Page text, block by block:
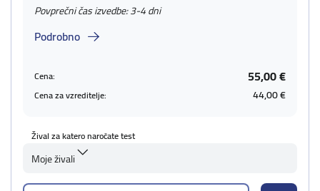
Povprečni čas izvedbe: 3-4 dni
Podrobno
Cena: 55,00 €
Cena za vzreditelje: 44,00 €
Žival za katero naročate test
Moje živali